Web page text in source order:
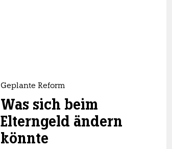
Geplante Reform
Was sich beim
Elterngeld ändern
könnte